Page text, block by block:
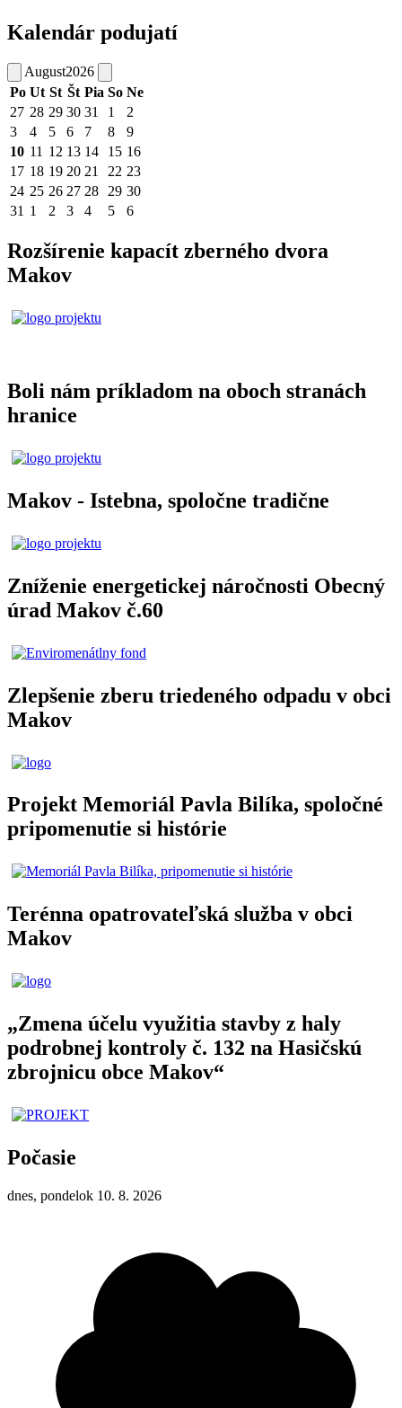
Kalendár podujatí
August2026
Po Ut St Št Pia So Ne
27 28 29 30 31 1
2
3
4 5 6 7 8
9
10 11 12 13 14 15 16
17 18 19 20 21 22 23
24 25 26 27 28 29 30
31 1 2 3 4 5 6
Rozšírenie kapacít zberného dvora
Makov
Boli nám príkladom na oboch stranách
hranice
Makov - Istebna, spoločne tradične
Zníženie energetickej náročnosti Obecný
úrad Makov č.60
Zlepšenie zberu triedeného odpadu v obci
Makov
Projekt Memoriál Pavla Bilíka, spoločné
pripomenutie si histórie
Terénna opatrovateľská služba v obci
Makov
„Zmena účelu využitia stavby z haly
podrobnej kontroly č. 132 na Hasičskú
zbrojnicu obce Makov“
Počasie
dnes, pondelok 10. 8. 2026